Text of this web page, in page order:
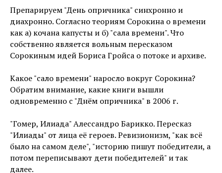
Препарируем "День опричника" синхронно и
диахронно. Согласно теориям Сорокина о времени
как а) кочана капусты и б) "сала времени". Что
собственно является вольным пересказом
Сорокиным идей Бориса Гройса о потоке и архиве.
Какое "сало времени" наросло вокруг Сорокина?
Обратим внимание, какие книги вышли
одновременно с "Днём опричника" в 2006 г.
"Гомер, Илиада" Алессандро Барикко. Пересказ
"Илиады" от лица её героев. Ревизионизм, "как всё
было на самом деле", "историю пишут победители, а
потом переписывают дети победителей" и так
далее.